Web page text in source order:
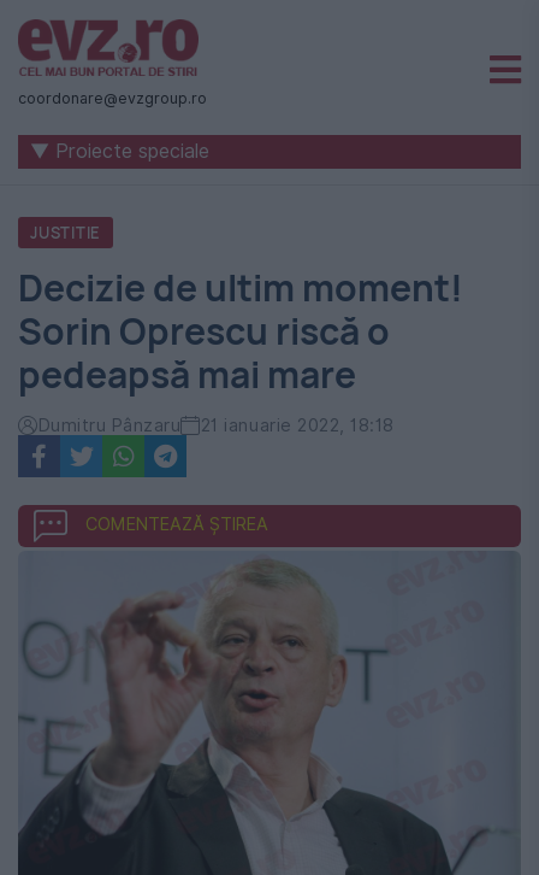
Știri
naționale
internaționale
România
-
Evenimentul
Zilei
coordonare@evzgroup.ro
▼ Proiecte speciale
JUSTITIE
Decizie de ultim moment!
Sorin Oprescu riscă o
pedeapsă mai mare
Dumitru Pânzaru 21 ianuarie 2022, 18:18
COMENTEAZĂ ȘTIREA